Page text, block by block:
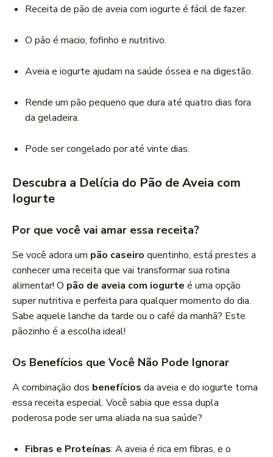
Receita de pão de aveia com iogurte é fácil de fazer.
O pão é macio, fofinho e nutritivo.
Aveia e iogurte ajudam na saúde óssea e na digestão.
Rende um pão pequeno que dura até quatro dias fora
da geladeira.
Pode ser congelado por até vinte dias.
Descubra a Delícia do Pão de Aveia com
Iogurte
Por que você vai amar essa receita?
Se você adora um pão caseiro quentinho, está prestes a
conhecer uma receita que vai transformar sua rotina
alimentar! O pão de aveia com iogurte é uma opção
super nutritiva e perfeita para qualquer momento do dia.
Sabe aquele lanche da tarde ou o café da manhã? Este
pãozinho é a escolha ideal!
Os Benefícios que Você Não Pode Ignorar
A combinação dos benefícios da aveia e do iogurte torna
essa receita especial. Você sabia que essa dupla
poderosa pode ser uma aliada na sua saúde?
Fibras e Proteínas: A aveia é rica em fibras, e o